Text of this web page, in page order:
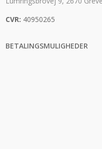
CVR: 40950265
BETALINGSMULIGHEDER